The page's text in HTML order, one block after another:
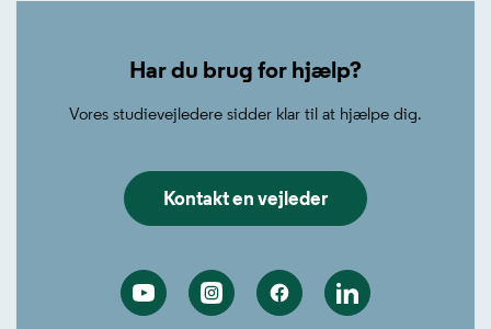
Har du brug for hjælp?
Vores studievejledere sidder klar til at hjælpe dig.
Kontakt en vejleder
YoutubeInstagramFacebookLinkedin